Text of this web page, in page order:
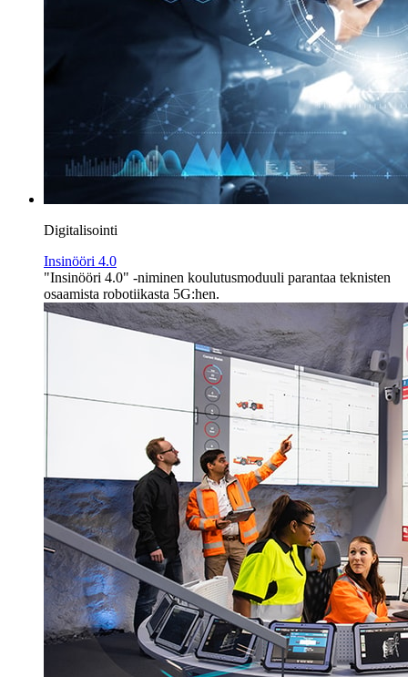
Digitalisointi
Insinööri 4.0
"Insinööri 4.0" -niminen koulutusmoduuli parantaa teknisten
osaamista robotiikasta 5G:hen.